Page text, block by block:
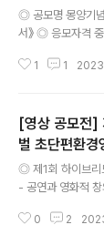
◎ 공모명 몽양기
서》 ◎ 응모자격
YMCA활동 등 애
여운형과 김규식
과 생가, 건국동맹
상징하는 장소를
mongyang-
작성 후 HD화질
1 1
[영상 공모전]
벌 초단편환경
◎ 제1회 하이브리
- 공연과 영화적
고 초단편환경영
0 2